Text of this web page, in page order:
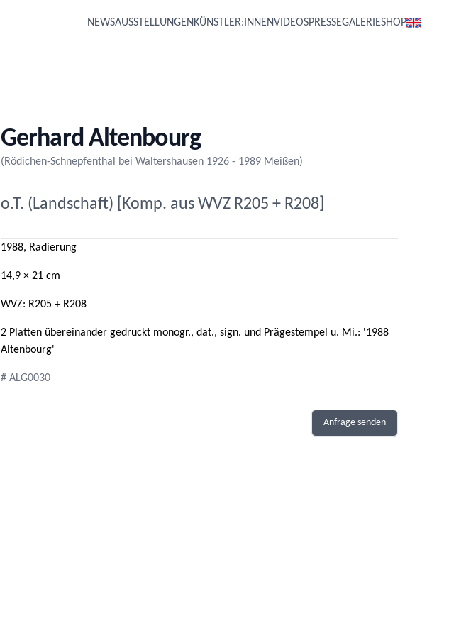
NEWSAUSSTELLUNGEN KÜNSTLER:INNENVIDEOSPRESSEGALERIESHOP
Gerhard Altenbourg
(Rödichen-Schnepfenthal bei Waltershausen 1926 - 1989 Meißen)
o.T. (Landschaft) [Komp. aus WVZ R205 + R208]
1988, Radierung
14,9 × 21 cm
WVZ: R205 + R208
2 Platten übereinander gedruckt monogr., dat., sign. und Prägestempel u. Mi.: '1988
Altenbourg'
# ALG0030
Anfrage senden